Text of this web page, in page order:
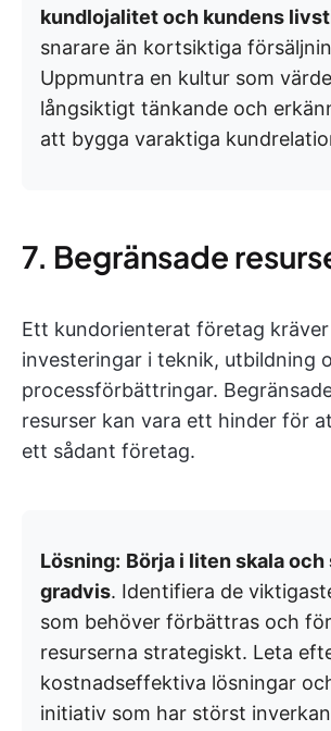
kundlojalitet och kundens
snarare än kortsiktiga
Uppmuntra en kultur som
långsiktigt tänkande och
att bygga varaktiga
7. Begränsade
Ett kundorienterat företag
investeringar i teknik, utbildning
processförbättringar.
resurser kan vara ett hinder för
ett sådant företag.
Lösning: Börja i liten skala och
gradvis. Identifiera de
som behöver förbättras och
resurserna strategiskt. Leta
kostnadseffektiva lösningar
initiativ som har störst